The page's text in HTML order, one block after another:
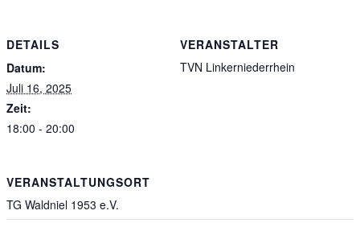
DETAILS
Datum:
Juli 16, 2025
Zeit:
18:00 - 20:00
VERANSTALTER
TVN Linkerniederrhein
VERANSTALTUNGSORT
TG Waldniel 1953 e.V.